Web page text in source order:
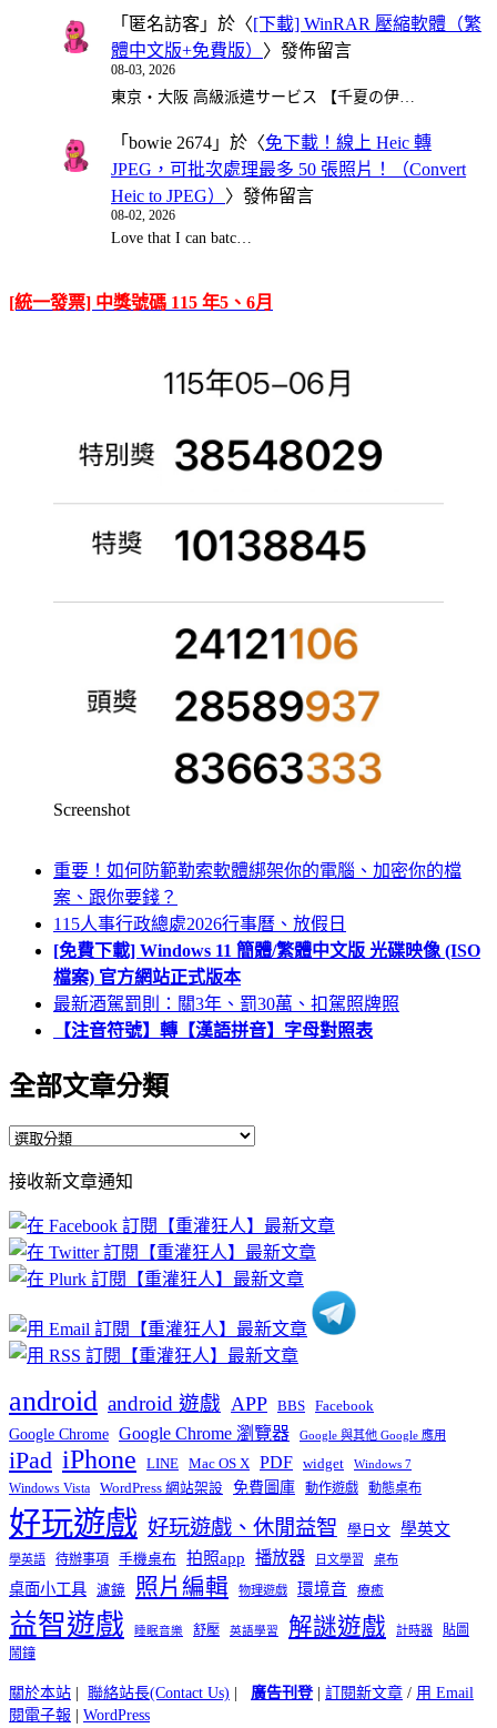
「 匿名訪客 」於〈[下載] WinRAR 壓縮軟體（繁
體中文版+免費版） 〉發佈留言
08-03, 2026
東京・大阪 高級派遣サービス 【千夏の伊…
「 bowie 2674 」於〈免下載！線上 Heic 轉
JPEG，可批次處理最多 50 張照片！（Convert
Heic to JPEG） 〉發佈留言
08-02, 2026
Love that I can batc…
[統一發票] 中獎號碼 115 年5、6月
Screenshot
重要！如何防範勒索軟體綁架你的電腦、加密你的檔
案、跟你要錢？
115人事行政總處2026行事曆、放假日
[免費下載] Windows 11 簡體/繁體中文版 光碟映像 (ISO
檔案) 官方網站正式版本
最新酒駕罰則：關3年、罰30萬、扣駕照牌照
【注音符號】轉【漢語拼音】字母對照表
全部文章分類
全
文
章
分
類
接收新文章通知
android android 遊戲 APP BBS Facebook
Google Chrome Google Chrome 瀏覽器 Google 與其他 Google 應用
iPad iPhone LINE Mac OS X PDF widget Windows 7
Windows Vista WordPress 網站架設 免費圖庫 動作遊戲 動態桌布
好玩遊戲 好玩遊戲、休閒益智 學日文 學英文
學英語 待辦事項 手機桌布 拍照app 播放器 日文學習 桌布
桌面小工具 濾鏡 照片編輯 物理遊戲 環境音 療癒
益智遊戲 睡眠音樂 舒壓 英語學習 解謎遊戲 計時器
貼圖
鬧鐘
關於本站 聯絡站長(Contact Us) 廣告刊登| 訂閱新文章 / 用 Email
閱電子報
WordPress